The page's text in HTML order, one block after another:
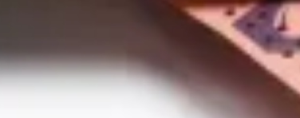
Υλικά Εγκαταστάσεων
Οικιακοί Διακόπτες
Είδη Αυτοματισμού